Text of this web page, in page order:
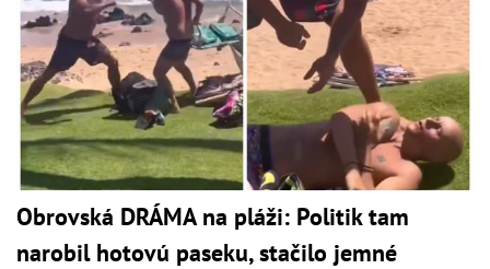
Obrovská DRÁMA na pláži: Politik tam
narobil hotovú paseku, stačilo jemné